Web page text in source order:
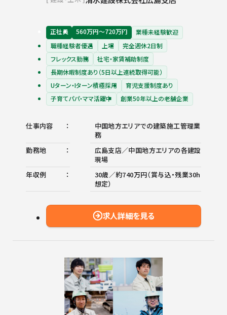
正社員 560万円〜720万円
業種未経験歓迎
職種経験者優遇
上場
完全週休2日制
フレックス勤務
社宅・家賃補助制度
長期休暇制度あり（5日以上連続取得可能）
Uターン・Iターン積極採用
育児支援制度あり
子育てパパ・ママ活躍中
創業50年以上の老舗企業
仕事内容
中国地方エリアでの建築施工管理業
務
勤務地
広島支店／中国地方エリアの各建設
現場
年収例
30歳／約740万円（賞与込・残業30h
想定）
求人詳細を見る